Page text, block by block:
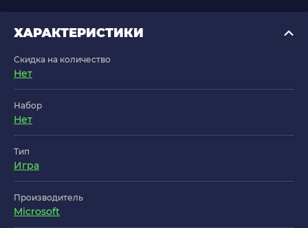
ХАРАКТЕРИСТИКИ
Скидка на количество
Нет
Набор
Нет
Тип
Игра
Производитель
Microsoft